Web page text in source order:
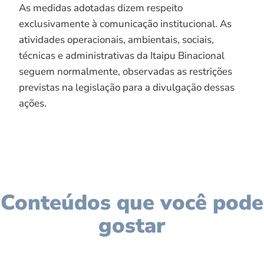
As medidas adotadas dizem respeito
exclusivamente à comunicação institucional. As
atividades operacionais, ambientais, sociais,
técnicas e administrativas da Itaipu Binacional
seguem normalmente, observadas as restrições
previstas na legislação para a divulgação dessas
ações.
Conteúdos que você pode
gostar